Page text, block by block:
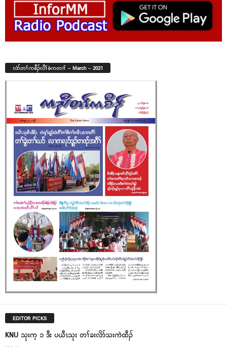
လံာ်တၢ်ကစီၣ်လီၢ်ခံကတၢၢ် – March – 2021
EDITOR PICKS
KNU သုးက့ ၁ ဒီး ပယီၤသုး တၢ်ခးလိာ်သးကဲထီၣ်